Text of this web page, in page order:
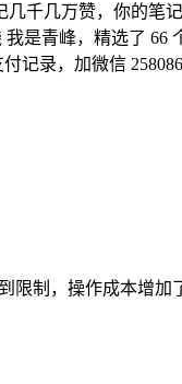
千几万赞，你的
是青峰，精选了
记录，加微信
限制，操作成本增